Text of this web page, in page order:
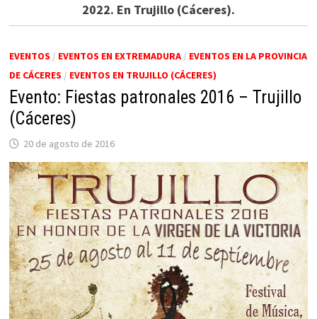
2022. En Trujillo (Cáceres).
EVENTOS / EVENTOS EN EXTREMADURA/ EVENTOS EN LA PROVINCIA
DE CÁCERES / EVENTOS EN TRUJILLO (CÁCERES)
Evento: Fiestas patronales 2016 – Trujillo
(Cáceres)
20 de agosto de 2016